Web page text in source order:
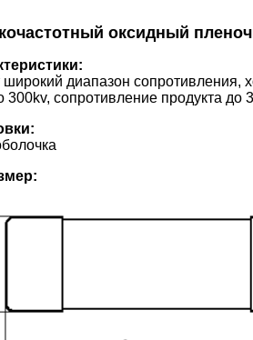
оксидный
широкий диапазон сопротивления,
300kv, сопротивление продукта